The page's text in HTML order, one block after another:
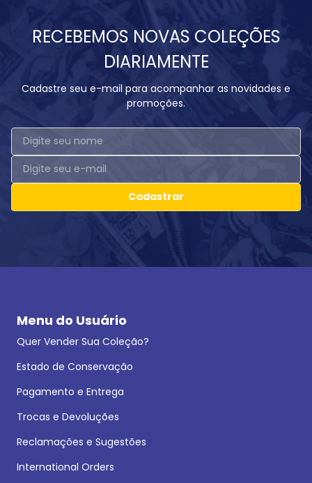
RECEBEMOS NOVAS COLEÇÕES
DIARIAMENTE
Cadastre seu e-mail para acompanhar as novidades e
promoções.
Cadastrar
Menu do Usuário
Quer Vender Sua Coleção?
Estado de Conservação
Pagamento e Entrega
Trocas e Devoluções
Reclamações e Sugestões
International Orders